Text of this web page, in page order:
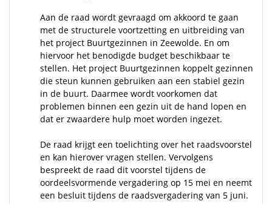
Aan de raad wordt gevraagd om akkoord te gaan
met de structurele voortzetting en uitbreiding van
het project Buurtgezinnen in Zeewolde. En om
hiervoor het benodigde budget beschikbaar te
stellen. Het project Buurtgezinnen koppelt gezinnen
die steun kunnen gebruiken aan een stabiel gezin
in de buurt. Daarmee wordt voorkomen dat
problemen binnen een gezin uit de hand lopen en
dat er zwaardere hulp moet worden ingezet.
De raad krijgt een toelichting over het raadsvoorstel
en kan hierover vragen stellen. Vervolgens
bespreekt de raad dit voorstel tijdens de
oordeelsvormende vergadering op 15 mei en neemt
een besluit tijdens de raadsvergadering van 5 juni.